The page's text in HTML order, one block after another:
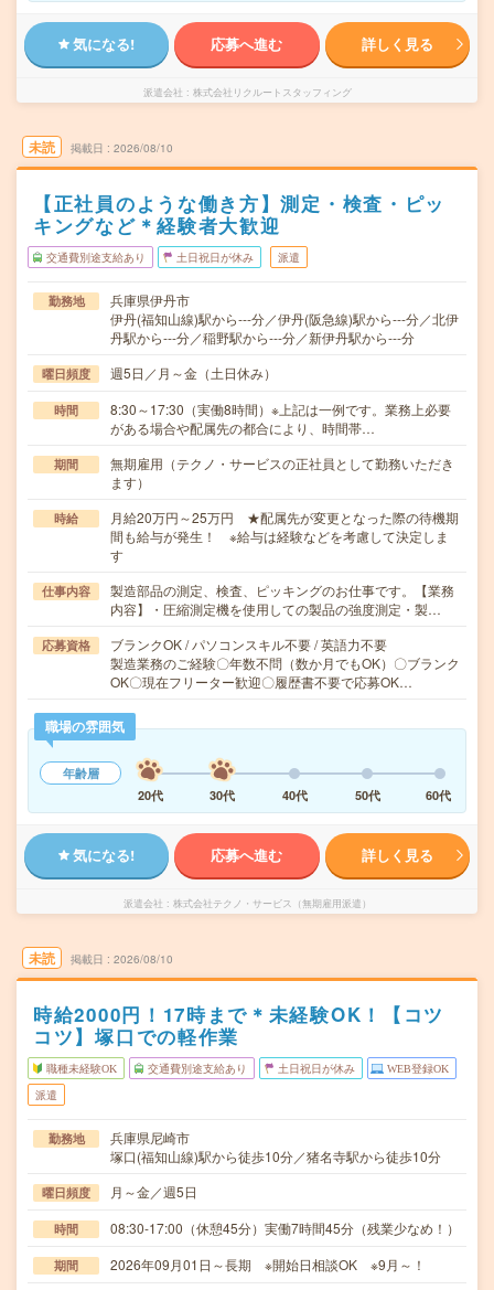
気になる! 応募へ進む 詳しく見る
派遣会社 株式会社リクルートスタッフィング
未読 掲載日 2026/08/10
【正社員のような働き方】測定・検査・ピッ
キングなど＊経験者大歓迎
交通費別途支給あり 土日祝日が休み 派遣
勤務地
兵庫県伊丹市
伊丹(福知山線)駅から---分／伊丹(阪急線)駅から---分／北伊
丹駅から---分／稲野駅から---分／新伊丹駅から---分
曜日頻度 週5日／月～金（土日休み）
時間
8:30～17:30（実働8時間）※上記は一例です。業務上必要
がある場合や配属先の都合により、時間帯…
期間
無期雇用（テクノ・サービスの正社員として勤務いただき
ます）
時給
月給20万円～25万円 ★配属先が変更となった際の待機期
間も給与が発生！ ※給与は経験などを考慮して決定しま
す
仕事内容
製造部品の測定、検査、ピッキングのお仕事です。【業務
内容】・圧縮測定機を使用しての製品の強度測定・製…
応募資格
ブランクOK / パソコンスキル不要 / 英語力不要
製造業務のご経験〇年数不問（数か月でもOK）〇ブランク
OK〇現在フリーター歓迎〇履歴書不要で応募OK…
職場の雰囲気
年齢層
20代
30代 40代 50代 60代
気になる! 応募へ進む 詳しく見る
派遣会社 株式会社テクノ・サービス（無期雇用派遣）
未読 掲載日 2026/08/10
時給2000円！17時まで＊未経験OK！【コツ
コツ】塚口での軽作業
職種未経験OK 交通費別途支給あり 土日祝日が休み WEB登録OK
派遣
勤務地
兵庫県尼崎市
塚口(福知山線)駅から徒歩10分／猪名寺駅から徒歩10分
曜日頻度 月～金／週5日
時間 08:30-17:00（休憩45分）実働7時間45分（残業少なめ！）
期間 2026年09月01日～長期 ※開始日相談OK ※9月～！